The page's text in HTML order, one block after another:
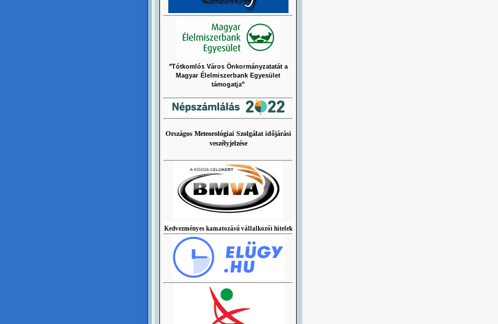
"Tótkomlós Város Önkormányzatatát a
Magyar Élelmiszerbank Egyesület
támogatja"
Országos Meteorológiai Szolgálat időjárási
veszélyjelzése
Kedvezményes kamatozású vállalkozói hitelek